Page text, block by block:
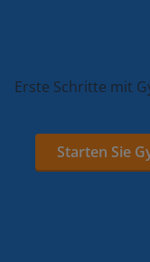
Erste Schritte mit
Starten Sie